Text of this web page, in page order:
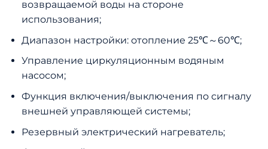
возвращаемой воды на стороне
использования;
Диапазон настройки: отопление 25℃～60℃;
Управление циркуляционным водяным
насосом;
Функция включения/выключения по сигналу
внешней управляющей системы;
Резервный электрический нагреватель;